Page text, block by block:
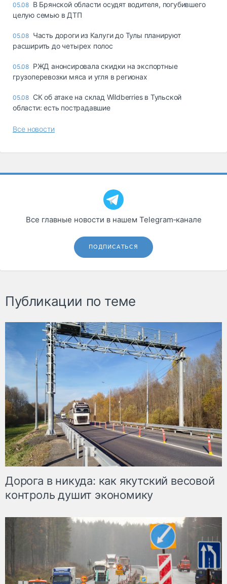
05.08 В Брянской области осудят водителя, погубившего
целую семью в ДТП
05.08 Часть дороги из Калуги до Тулы планируют
расширить до четырех полос
05.08 РЖД анонсировала скидки на экспортные
грузоперевозки мяса и угля в регионах
05.08 СК об атаке на склад Wildberries в Тульской
области: есть пострадавшие
Все новости
Все главные новости в нашем Telegram‑канале
ПОДПИСАТЬСЯ
Публикации по теме
Дорога в никуда: как якутский весовой
контроль душит экономику